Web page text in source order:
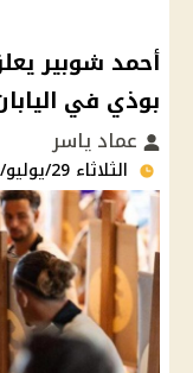
أحمد شوبير
بوذي في
عماد ياسر
الثلاثاء 29/يوليو/2025 - 05:15 م